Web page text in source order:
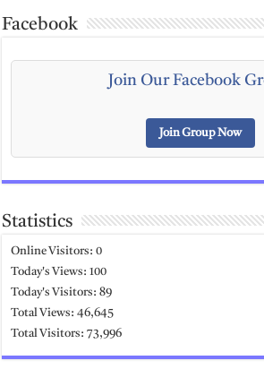
Facebook
Join Our Facebook
Join Group Now
Statistics
Online Visitors:0
Today's Views:100
Today's Visitors:89
Total Views:46,645
Total Visitors:73,996